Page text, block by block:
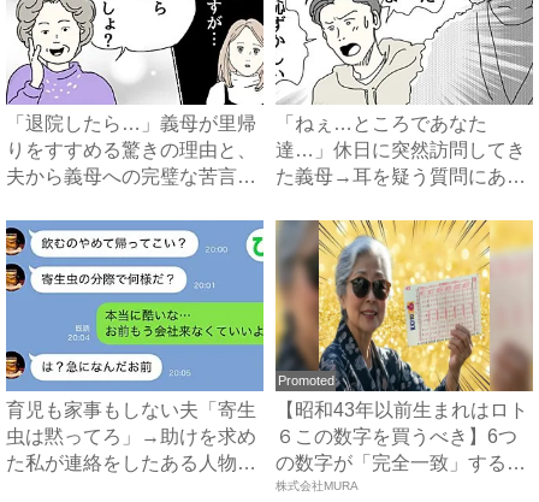
「退院したら…」義母が里帰
りをすすめる驚きの理由と、
夫から義母への完璧な苦言
「ねぇ…ところであなた
達…」休日に突然訪問してき
た義母→耳を疑う質問にあ
育児も家事もしない夫「寄生
虫は黙ってろ」→助けを求め
た私が連絡をしたある人物と
Promoted
【昭和43年以前生まれはロト
６この数字を買うべき】6つ
の数字が「完全一致」する
方...
株式会社MURA